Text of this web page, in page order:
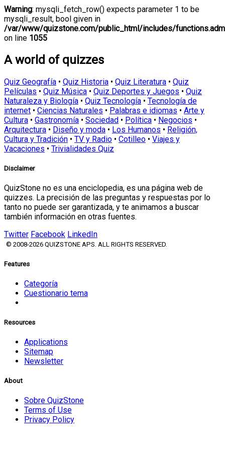
Warning: mysqli_fetch_row() expects parameter 1 to be
mysqli_result, bool given in
/var/www/quizstone.com/public_html/includes/
on line 1055
A world of quizzes
Quiz Geografía • Quiz Historia • Quiz Literatura • Quiz
Películas • Quiz Música • Quiz Deportes y Juegos • Quiz
Naturaleza y Biología • Quiz Tecnología • Tecnología de
internet • Ciencias Naturales • Palabras e idiomas • Arte y
Cultura • Gastronomía • Sociedad • Política • Negocios •
Arquitectura • Diseño y moda • Los Humanos • Religión,
Cultura y Tradición • TV y Radio • Cotilleo • Viajes y
Vacaciones • Trivialidades Quiz
Disclaimer
QuizStone no es una enciclopedia, es una página web de
quizzes. La precisión de las preguntas y respuestas por lo
tanto no puede ser garantizada, y te animamos a buscar
también información en otras fuentes.
Twitter Facebook LinkedIn
© 2008-2026 QUIZSTONE APS. ALL RIGHTS RESERVED.
Features
Categoría
Cuestionario tema
Resources
Applications
Sitemap
Newsletter
About
Sobre QuizStone
Terms of Use
Privacy Policy